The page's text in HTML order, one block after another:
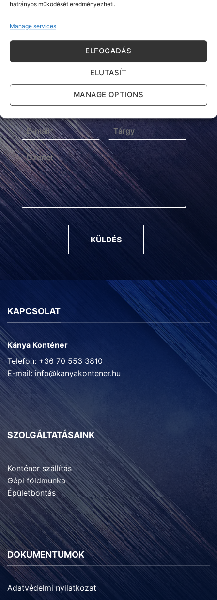
hátrányos működését eredményezheti.
Manage services
ELFOGADÁS
ELUTASÍT
MANAGE OPTIONS
ÍRJON NEKÜNK
KÜLDÉS
KAPCSOLAT
Kánya Konténer
Telefon: +36 70 553 3810
E-mail:info@kanyakontener.hu
SZOLGÁLTATÁSAINK
Konténer szállítás
Gépi földmunka
Épületbontás
DOKUMENTUMOK
Adatvédelmi nyilatkozat